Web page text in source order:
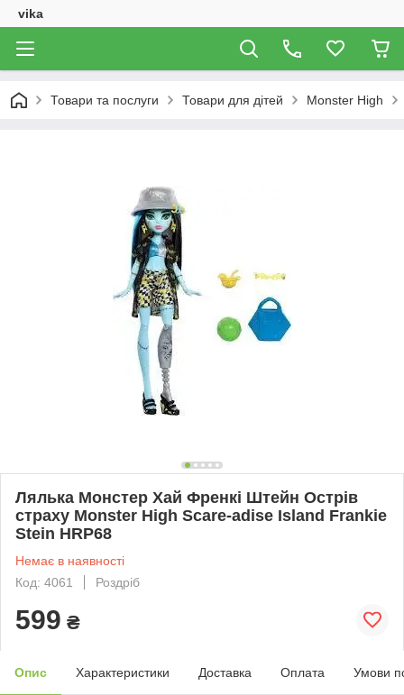
vika
Товари та послуги Товари для дітей Monster High
Лялька Монстер Хай Френкі Штейн Острів
страху Monster High Scare-adise Island Frankie
Stein HRP68
Немає в наявності
Код: 4061
Роздріб
599 ₴
Опис Характеристики Доставка Оплата Умови